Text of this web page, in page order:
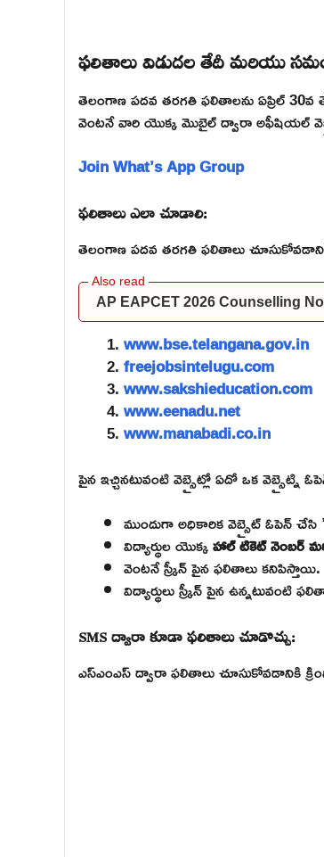
ఫలితాలు విడుదల తేదీ మరియు
తెలంగాణ పదవ తరగతి ఫలితాలను ఏప్రిల్ 30వ
వెంటనే వారి యొక్క మొబైల్ ద్వారా అఫీషియల్
Join What’s App Group
ఫలితాలు ఎలా చూడాలి:
తెలంగాణ పదవ తరగతి ఫలితాలు
AP EAPCET 2026 Counselling
www.bse.telangana.gov.in
freejobsintelugu.com
www.sakshieducation.com
www.eenadu.net
www.manabadi.co.in
పైన ఇచ్చినటువంటి వెబ్సైట్లో ఏదో ఒక వెబ్సైట్ని
ముందుగా అధికారిక వెబ్సైట్ ఓపెన్ చేసి
విద్యార్థుల యొక్కహాల్ టికెట్ నెంబర్
వెంటనే స్క్రీన్ పైన ఫలితాలు కనిపిస్తాయి.
విద్యార్థులు స్క్రీన్ పైన ఉన్నటువంటి
SMS ద్వారా కూడా ఫలితాలు చూడొచ్చు:
ఎస్ఎంఎస్ ద్వారా ఫలితాలు చూసుకోవడానికి